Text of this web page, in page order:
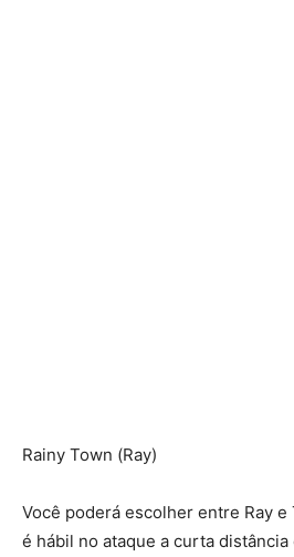
Rainy Town (Ray)
Você poderá escolher entre Ray e
é hábil no ataque a curta